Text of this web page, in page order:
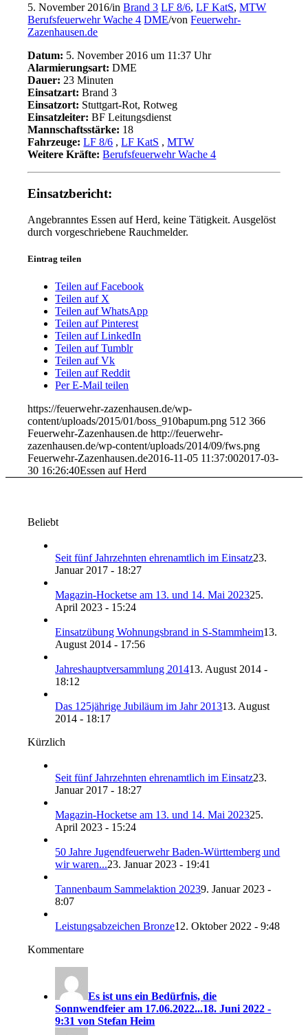
5. November 2016/inBrand 3 LF 8/6,LF KatS,MTW
Berufsfeuerwehr Wache 4 DME/vonFeuerwehr-
Zazenhausen.de
Datum: 5. November 2016 um 11:37 Uhr
Alarmierungsart: DME
Dauer: 23 Minuten
Einsatzart: Brand 3
Einsatzort: Stuttgart-Rot, Rotweg
Einsatzleiter: BF Leitungsdienst
Mannschaftsstärke: 18
Fahrzeuge: LF 8/6 ,LF KatS ,MTW
Weitere Kräfte: Berufsfeuerwehr Wache 4
Einsatzbericht:
Angebranntes Essen auf Herd, keine Tätigkeit. Ausgelöst
durch vorgeschriebene Rauchmelder.
Eintrag teilen
Teilen auf Facebook
Teilen auf X
Teilen auf WhatsApp
Teilen auf Pinterest
Teilen auf LinkedIn
Teilen auf Tumblr
Teilen auf Vk
Teilen auf Reddit
Per E-Mail teilen
https://feuerwehr-zazenhausen.de/wp-
content/uploads/2015/01/boss_910bapum.png 512 366
Feuerwehr-Zazenhausen.de http://feuerwehr-
zazenhausen.de/wp-content/uploads/2014/09/fws.png
Feuerwehr-Zazenhausen.de2016-11-05 11:37:002017-03-
30 16:26:40Essen auf Herd
Beliebt
Seit fünf Jahrzehnten ehrenamtlich im Einsatz23.
Januar 2017 - 18:27
Magazin-Hocketse am 13. und 14. Mai 202325.
April 2023 - 15:24
Einsatzübung Wohnungsbrand in S-Stammheim13.
August 2014 - 17:56
Jahreshauptversammlung 201413. August 2014 -
18:12
Das 125jährige Jubiläum im Jahr 201313. August
2014 - 18:17
Kürzlich
Seit fünf Jahrzehnten ehrenamtlich im Einsatz23.
Januar 2017 - 18:27
Magazin-Hocketse am 13. und 14. Mai 202325.
April 2023 - 15:24
50 Jahre Jugendfeuerwehr Baden-Württemberg und
wir waren...23. Januar 2023 - 19:41
Tannenbaum Sammelaktion 20239. Januar 2023 -
8:07
Leistungsabzeichen Bronze12. Oktober 2022 - 9:48
Kommentare
Es ist uns ein Bedürfnis, die
Sonnwendfeier am 17.06.2022...18. Juni 2022 -
9:31 von Stefan Heim